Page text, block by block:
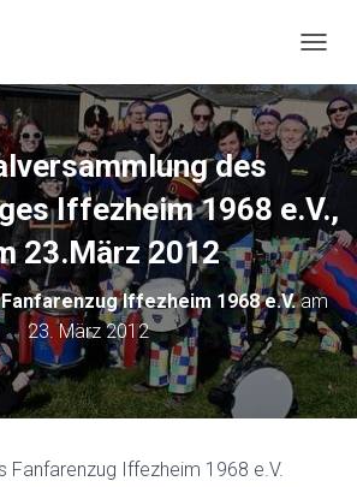
des
Iffezheim 1968 e.V.,
23.März 2012
Fanfarenzug Iffezheim 1968 e.V.am
23. März 2012
Fanfarenzug Iffezheim 1968 e.V.